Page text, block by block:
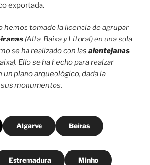
exportada.
hemos tomado la licencia de agrupar
(Alta, Baixa y Litoral) en una sola
se ha realizado con las alentejanas
Ello se ha hecho para realzar
un plano arqueológico, dada la
monumentos.
Algarve Beiras
Estremadura Minho